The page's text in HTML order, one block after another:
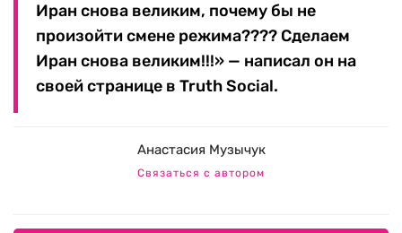
Иран снова великим, почему бы не
произойти смене режима???? Сделаем
Иран снова великим!!!» — написал он на
своей странице в Truth Social.
Анастасия Музычук
Связаться с автором